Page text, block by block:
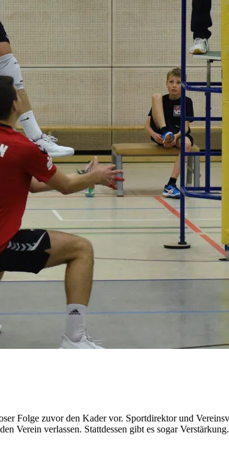
Folge zuvor den Kader vor. Sportdirektor und
Verein verlassen. Stattdessen gibt es sogar